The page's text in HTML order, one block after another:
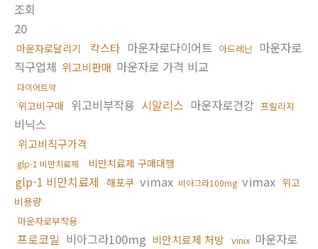
조회
20
마운자로달리기 칵스타 마운자로다이어트 아드레닌
마운자로
직구업체 위고비판매 마운자로 가격 비교
다이어트약
위고비구매 위고비부작용 시알리스 마운자로건강 프릴리지
비닉스
위고비직구가격
glp-1 비만치료제 비만치료제 구매대행
glp-1 비만치료제 해포쿠 vimax 비아그라100mg vimax 위고
비용량
마운자로부작용
프로코밀 비아그라100mg 비만치료제 처방 vinix 마운자로